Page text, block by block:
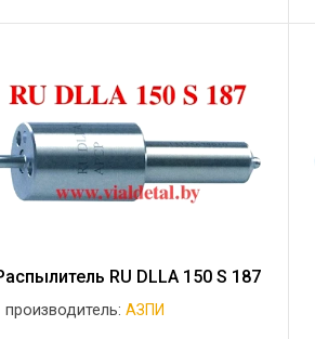
243С, Д-244С, Д-245С, Д-245.5С, ...
RU DLLA 150 S 187
производитель: АЗПИ